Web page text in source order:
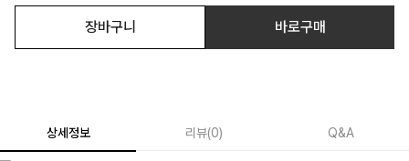
장바구니 바로구매
상세정보 리뷰(0) Q&A